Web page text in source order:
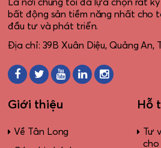
Là nơi chúng tôi đã lựa chọn rất
bất động sản tiềm năng nhất cho
đầu tư và phát triển.
Địa chỉ: 39B Xuân Diệu, Quảng An,
Giới thiệu
Về Tân Long
Hỗ
Tư
cho